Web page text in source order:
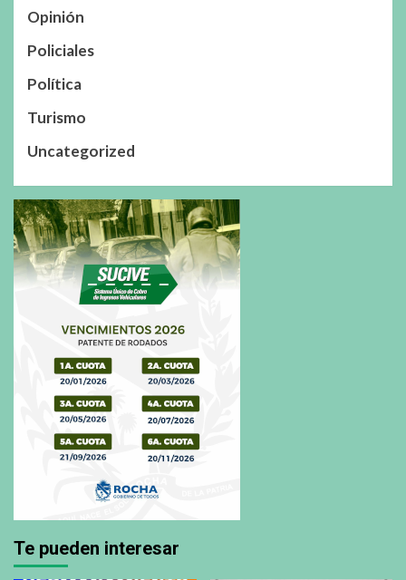
Opinión
Policiales
Política
Turismo
Uncategorized
Te pueden interesar